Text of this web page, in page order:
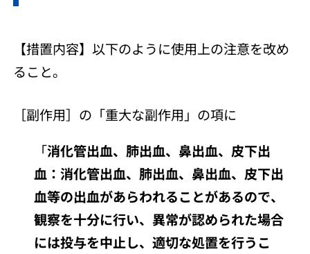
【措置内容】以下のように使用上の注意を改め
ること。
［副作用］の「重大な副作用」の項に
「消化管出血、肺出血、鼻出血、皮下出
血：消化管出血、肺出血、鼻出血、皮下出
血等の出血があらわれることがあるので、
観察を十分に行い、異常が認められた場合
には投与を中止し、適切な処置を行うこ